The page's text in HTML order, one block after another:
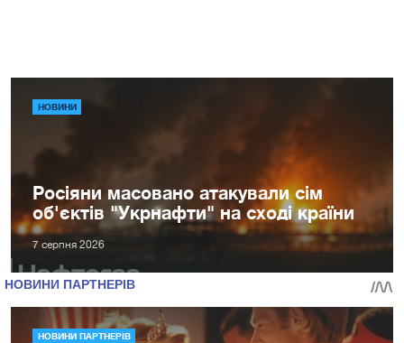
НОВИНИ
Росіяни масовано атакували сім
об'єктів "Укрнафти" на сході країни
7 серпня 2026